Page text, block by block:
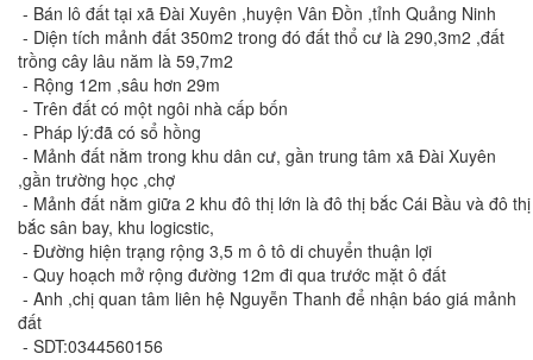
- Bán lô đất tại xã Đài Xuyên ,huyện Vân Đồn ,tỉnh Quảng Ninh
- Diện tích mảnh đất 350m2 trong đó đất thổ cư là 290,3m2 ,đất
trồng cây lâu năm là 59,7m2
- Rộng 12m ,sâu hơn 29m
- Trên đất có một ngôi nhà cấp bốn
- Pháp lý:đã có sổ hồng
- Mảnh đất nằm trong khu dân cư, gần trung tâm xã Đài Xuyên
,gần trường học ,chợ
- Mảnh đất nằm giữa 2 khu đô thị lớn là đô thị bắc Cái Bầu và đô thị
bắc sân bay, khu logicstic,
- Đường hiện trạng rộng 3,5 m ô tô di chuyển thuận lợi
- Quy hoạch mở rộng đường 12m đi qua trước mặt ô đất
- Anh ,chị quan tâm liên hệ Nguyễn Thanh để nhận báo giá mảnh
đất
- SDT:0344560156